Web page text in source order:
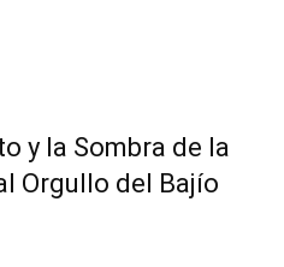
y la Sombra de la
Orgullo del Bajío